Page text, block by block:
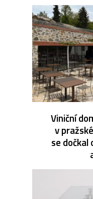
Viniční
v
se dočkal